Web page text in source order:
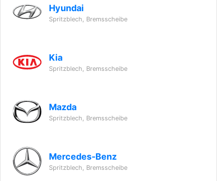
Hyundai
Spritzblech, Bremsscheibe
Kia
Spritzblech, Bremsscheibe
Mazda
Spritzblech, Bremsscheibe
Mercedes-Benz
Spritzblech, Bremsscheibe